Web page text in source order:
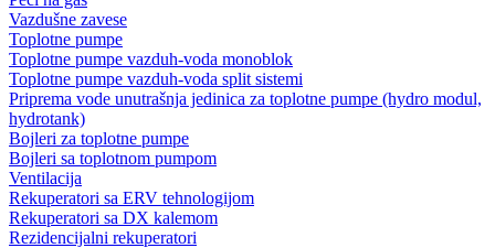
Vazdušne zavese
Toplotne pumpe
Toplotne pumpe vazduh-voda monoblok
Toplotne pumpe vazduh-voda split sistemi
Priprema vode unutrašnja jedinica za toplotne pumpe (hydro modul,
hydrotank)
Bojleri za toplotne pumpe
Bojleri sa toplotnom pumpom
Ventilacija
Rekuperatori sa ERV tehnologijom
Rekuperatori sa DX kalemom
Rezidencijalni rekuperatori